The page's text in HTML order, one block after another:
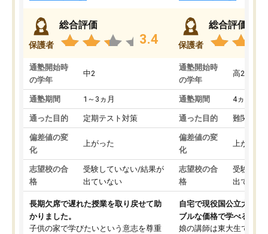
保護者
総合評価
3.4
通塾開始時
の学年
中2
通塾期間 1～3ヵ月
通った目的 定期テスト対策
偏差値の変
化
上がった
志望校の合
格
受験していない/結果が
出ていない
長期欠席で遅れた授業を取り戻せて助
かりました。
子供の家で学びたいという意志を尊重
保護者
総合評価
通塾開始時
の学年
高2
通塾期間 4ヵ月～1
通った目的 難関私立
偏差値の変
化
上がった
志望校の合
格
受験して
出ていな
自宅で現役国公立大学生
ブルな価格で学べる
娘の講師は東大生では無